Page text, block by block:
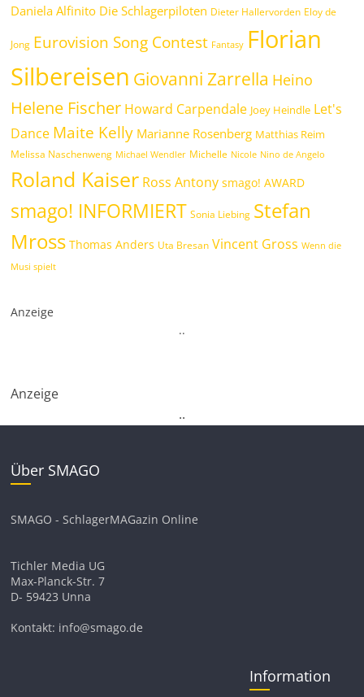
Daniela Alfinito Die Schlagerpiloten Dieter Hallervorden Eloy de
Jong Eurovision Song Contest Fantasy Florian
Silbereisen Giovanni Zarrella Heino
Helene Fischer Howard Carpendale Joey Heindle Let's
Dance Maite Kelly Marianne Rosenberg Matthias Reim
Melissa Naschenweng Michael Wendler Michelle Nicole Nino de Angelo
Roland Kaiser Ross Antony smago! AWARD
smago! INFORMIERT Sonia Liebing Stefan
Mross Thomas Anders Uta Bresan Vincent Gross Wenn die
Musi spielt
Anzeige
..
Anzeige
..
Über SMAGO
SMAGO - SchlagerMAGazin Online
Tichler Media UG
Max-Planck-Str. 7
D- 59423 Unna
Kontakt: info@smago.de
Information